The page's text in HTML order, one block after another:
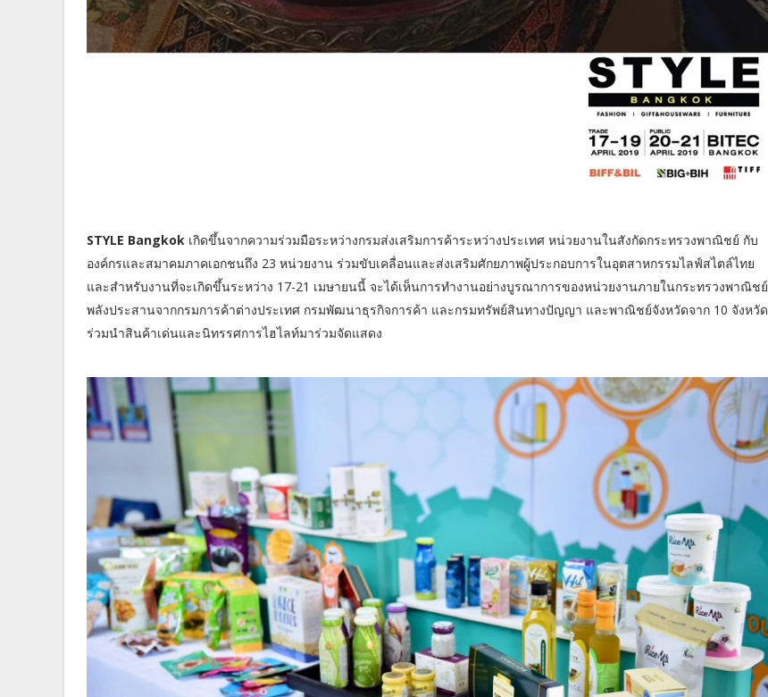
STYLE Bangkok เกิดขึ้นจากความร่วมมือระหว่างกรมส่งเสริมการค้าระหว่างประเทศ หน่วยงานในสังกัดกระทรวงพาณิชย์ กับ
องค์กรและสมาคมภาคเอกชนถึง 23 หน่วยงาน ร่วมขับเคลื่อนและส่งเสริมศักยภาพผู้ประกอบการในอุตสาหกรรมไลฟ์สไตล์ไทย
และสำหรับงานที่จะเกิดขึ้นระหว่าง 17-21 เมษายนนี้ จะได้เห็นการทำงานอย่างบูรณาการของหน่วยงานภายในกระทรวงพาณิชย์
พลังประสานจากกรมการค้าต่างประเทศ กรมพัฒนาธุรกิจการค้า และกรมทรัพย์สินทางปัญญา และพาณิชย์จังหวัดจาก 10 จังหวัด
ร่วมนำสินค้าเด่นและนิทรรศการไฮไลท์มาร่วมจัดแสดง